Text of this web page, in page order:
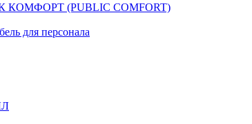
(PUBLIC COMFORT)
для персонала